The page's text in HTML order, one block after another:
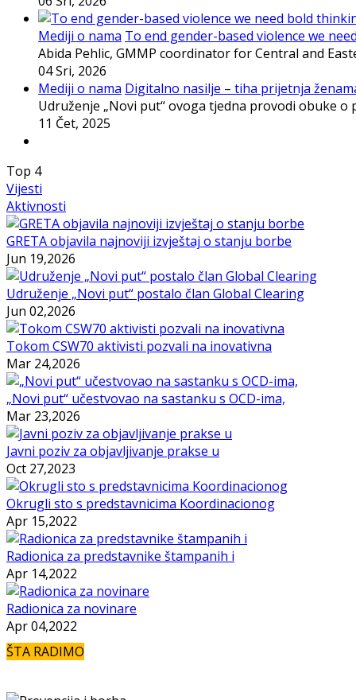
Mediji o nama To end gender-based violence we
Abida Pehlic, GMMP coordinator for Central and
04 Sri, 2026
Mediji o nama Digitalno nasilje – tiha prijetnja
Udruženje „Novi put“ ovoga tjedna provodi obuke
11 Čet, 2025
Top 4
Vijesti
Aktivnosti
GRETA objavila najnoviji izvještaj o stanju borbe
Jun 19,2026
Udruženje „Novi put“ postalo član Global Clearing
Jun 02,2026
Tokom CSW70 aktivisti pozvali na inovativna
Mar 24,2026
„Novi put“ učestvovao na sastanku s OCD-ima,
Mar 23,2026
Javni poziv za objavljivanje prakse u
Oct 27,2023
Okrugli sto s predstavnicima Koordinacionog
Apr 15,2022
Radionica za predstavnike štampanih i
Apr 14,2022
Radionica za novinare
Apr 04,2022
ŠTA RADIMO